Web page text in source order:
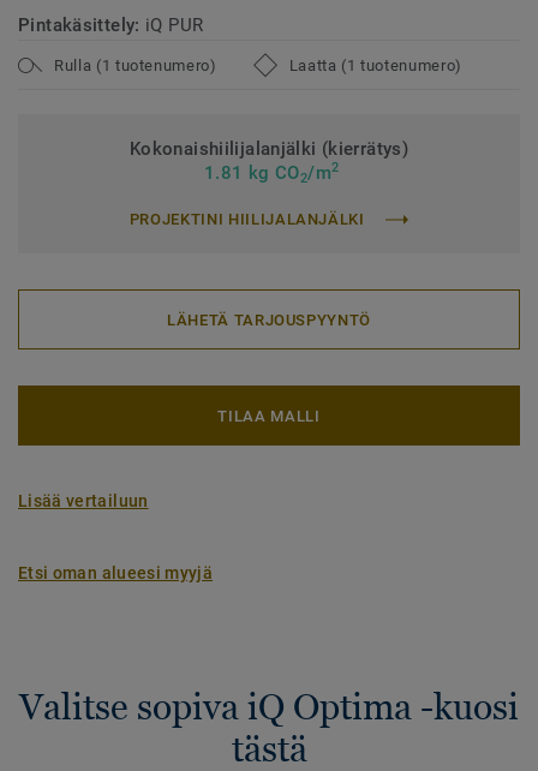
Pintakäsittely: iQ PUR
Rulla (1 tuotenumero) Laatta (1 tuotenumero)
Kokonaishiilijalanjälki (kierrätys)
1.81 kg CO2/m2
PROJEKTINI HIILIJALANJÄLKI
LÄHETÄ TARJOUSPYYNTÖ
TILAA MALLI
Lisää vertailuun
Etsi oman alueesi myyjä
Valitse sopiva iQ Optima -kuosi
tästä